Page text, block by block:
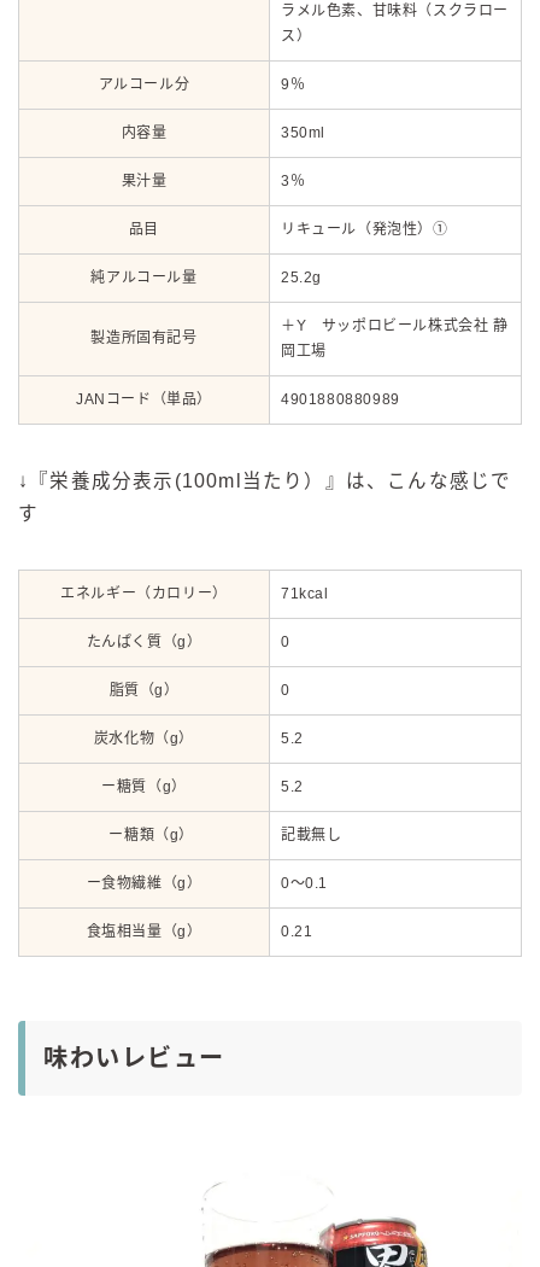
ラメル色素、甘味料（スクラロー
ス）
アルコール分 9％
内容量 350ml
果汁量 3％
品目 リキュール（発泡性）①
純アルコール量 25.2g
製造所固有記号
＋Y サッポロビール株式会社 静
岡工場
JANコード（単品） 4901880880989
↓『栄養成分表示(100ml当たり）』は、こんな感じで
す
エネルギー（カロリー） 71kcal
たんぱく質（g） 0
脂質（g） 0
炭水化物（g） 5.2
ー糖質（g） 5.2
ー糖類（g） 記載無し
ー食物繊維（g） 0～0.1
食塩相当量（g） 0.21
味わいレビュー